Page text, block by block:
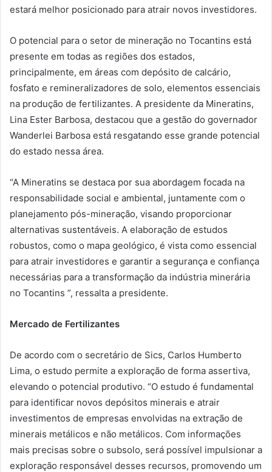
estará melhor posicionado para atrair novos investidores.
O potencial para o setor de mineração no Tocantins está
presente em todas as regiões dos estados,
principalmente, em áreas com depósito de calcário,
fosfato e remineralizadores de solo, elementos essenciais
na produção de fertilizantes. A presidente da Mineratins,
Lina Ester Barbosa, destacou que a gestão do governador
Wanderlei Barbosa está resgatando esse grande potencial
do estado nessa área.
“A Mineratins se destaca por sua abordagem focada na
responsabilidade social e ambiental, juntamente com o
planejamento pós-mineração, visando proporcionar
alternativas sustentáveis. A elaboração de estudos
robustos, como o mapa geológico, é vista como essencial
para atrair investidores e garantir a segurança e confiança
necessárias para a transformação da indústria minerária
no Tocantins ”, ressalta a presidente.
Mercado de Fertilizantes
De acordo com o secretário de Sics, Carlos Humberto
Lima, o estudo permite a exploração de forma assertiva,
elevando o potencial produtivo. “O estudo é fundamental
para identificar novos depósitos minerais e atrair
investimentos de empresas envolvidas na extração de
minerais metálicos e não metálicos. Com informações
mais precisas sobre o subsolo, será possível impulsionar a
exploração responsável desses recursos, promovendo um